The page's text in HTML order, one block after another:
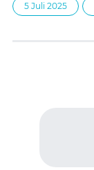
5 Juli 2025